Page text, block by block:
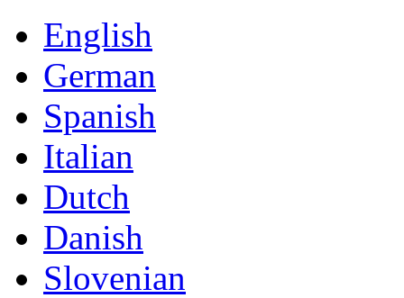
English
German
Spanish
Italian
Dutch
Danish
Slovenian